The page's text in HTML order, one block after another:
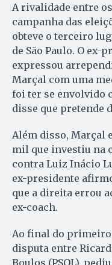
A rivalidade entre
campanha das
obteve o terceiro
de São Paulo. O ex-
expressou
Marçal com uma
foi ter se envolvido
disse que pretende
Além disso, Marçal
mil que investiu na
contra Luiz Inácio
ex-presidente
que a direita errou
ex-coach.
Ao final do
disputa entre